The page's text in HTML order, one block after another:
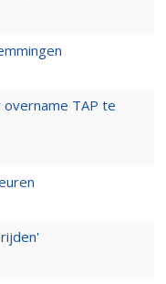
TAP te